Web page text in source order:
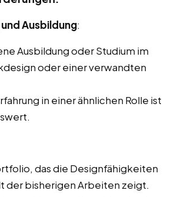
Ausbildung:
Ausbildung oder Studium im
oder einer verwandten
in einer ähnlichen Rolle ist
das die Designfähigkeiten
der bisherigen Arbeiten zeigt.